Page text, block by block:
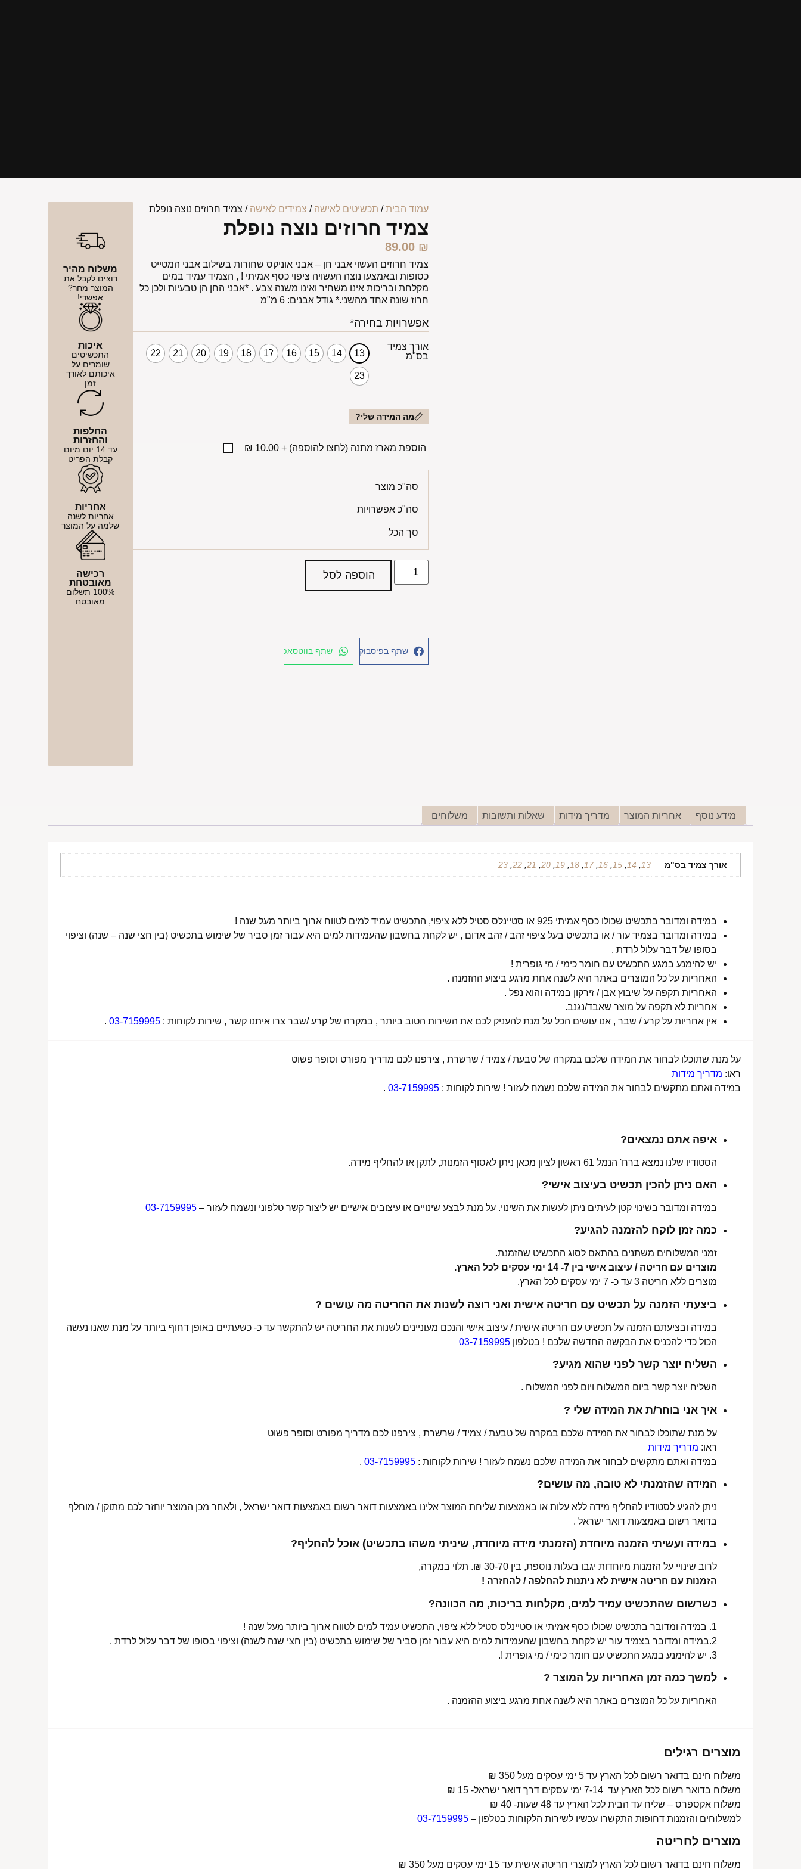
עמוד הבית/ תכשיטים לאישה / צמידים לאישה / צמיד חרוזים נוצה נופלת
צמיד חרוזים נוצה נופלת
89.00 ₪
צמיד חרוזים העשוי אבני חן – אבני אוניקס שחורות בשילוב אבני המטייט
כסופות ובאמצעו נוצה העשויה ציפוי כסף אמיתי ! , הצמיד עמיד במים
מקלחת ובריכות אינו משחיר ואינו משנה צבע . *אבני החן הן טבעיות ולכן כל
חרוז שונה אחד מהשני.* גודל אבנים: 6 מ"מ
אפשרויות בחירה*
אורך צמיד
בס"מ
13
14
15
16
17
18
19
20
21
22
23
מה המידה שלי?
הוספת מארז מתנה (לחצו להוספה) +
10.00 ₪
סה"כ מוצר
סה"כ אפשרויות
סך הכל
הוספה לסל
שתף בפיסבוק שתף בווטסאפ
משלוח מהיר
רוצים לקבל את
המוצר מחר?
אפשרי!
איכות
התכשיטים
שומרים על
איכותם לאורך
זמן
החלפות
והחזרות
עד 14 יום מיום
קבלת הפריט
אחריות
אחריות לשנה
שלמה על המוצר
רכישה
מאובטחת
100% תשלום
מאובטח
מידע נוסף אחריות המוצר מדריך מידות שאלות ותשובות משלוחים
אורך צמיד בס"מ 13
14
15
16
17
18
19
20
,
21
,
22
,
23
במידה ומדובר בתכשיט שכולו כסף אמיתי 925 או סטיינלס סטיל ללא ציפוי, התכשיט עמיד למים לטווח ארוך ביותר מעל שנה !
במידה ומדובר בצמיד עור / או בתכשיט בעל ציפוי זהב / זהב אדום , יש לקחת בחשבון שהעמידות למים היא עבור זמן סביר של שימוש בתכשיט (בין חצי שנה – שנה) וציפוי
בסופו של דבר עלול לרדת .
יש להימנע במגע התכשיט עם חומר כימי / מי גופרית !
האחריות על כל המוצרים באתר היא לשנה אחת מרגע ביצוע ההזמנה .
האחריות תקפה על שיבוץ אבן / זירקון במידה והוא נפל .
אחריות לא תקפה על מוצר שאבד/נגנב.
אין אחריות על קרע / שבר , אנו עושים הכל על מנת להעניק לכם את השירות הטוב ביותר , במקרה של קרע /שבר צרו איתנו קשר , שירות לקוחות : 03-7159995
.
על מנת שתוכלו לבחור את המידה שלכם במקרה של טבעת / צמיד / שרשרת , צירפנו לכם מדריך מפורט וסופר פשוט
ראו: מדריך מידות
במידה ואתם מתקשים לבחור את המידה שלכם נשמח לעזור ! שירות לקוחות : 03-7159995
.
איפה אתם נמצאים?
הסטודיו שלנו נמצא ברח' הנמל 61 ראשון לציון מכאן ניתן לאסוף הזמנות, לתקן או להחליף מידה.
האם ניתן להכין תכשיט בעיצוב אישי?
במידה ומדובר בשינוי קטן לעיתים ניתן לעשות את השינוי. על מנת לבצע שינויים או עיצובים אישיים יש ליצור קשר טלפוני ונשמח לעזור – 03-7159995
כמה זמן לוקח להזמנה להגיע?
זמני המשלוחים משתנים בהתאם לסוג התכשיט שהזמנת.
מוצרים עם חריטה / עיצוב אישי בין 7- 14 ימי עסקים לכל הארץ.
מוצרים ללא חריטה 3 עד כ- 7 ימי עסקים לכל הארץ.
ביצעתי הזמנה על תכשיט עם חריטה אישית ואני רוצה לשנות את החריטה מה עושים ?
במידה ובציעתם הזמנה על תכשיט עם חריטה אישית / עיצוב אישי והנכם מעוניינים לשנות את החריטה יש להתקשר עד כ- כשעתיים באופן דחוף ביותר על מנת שאנו נעשה
הכול כדי להכניס את הבקשה החדשה שלכם ! בטלפון 03-7159995
השליח יוצר קשר לפני שהוא מגיע?
השליח יוצר קשר ביום המשלוח ויום לפני המשלוח .
איך אני בוחר/ת את המידה שלי ?
על מנת שתוכלו לבחור את המידה שלכם במקרה של טבעת / צמיד / שרשרת , צירפנו לכם מדריך מפורט וסופר פשוט
ראו: מדריך מידות
במידה ואתם מתקשים לבחור את המידה שלכם נשמח לעזור ! שירות לקוחות : 03-7159995
.
המידה שהזמנתי לא טובה, מה עושים?
ניתן להגיע לסטודיו להחליף מידה ללא עלות או באמצעות שליחת המוצר אלינו באמצעות דואר רשום באמצעות דואר ישראל , ולאחר מכן המוצר יוחזר לכם מתוקן / מוחלף
בדואר רשום באמצעות דואר ישראל .
במידה ועשיתי הזמנה מיוחדת (הזמנתי מידה מיוחדת, שיניתי משהו בתכשיט) אוכל להחליף?
לרוב שינויי על הזמנות מיוחדות יגבו בעלות נוספת, בין 30-70 ₪. תלוי במקרה,
הזמנות עם חריטה אישית לא ניתנות להחלפה / להחזרה !
כשרשום שהתכשיט עמיד למים, מקלחות בריכות, מה הכוונה?
1. במידה ומדובר בתכשיט שכולו כסף אמיתי או סטיינלס סטיל ללא ציפוי, התכשיט עמיד למים לטווח ארוך ביותר מעל שנה !
2.במידה ומדובר בצמיד עור יש לקחת בחשבון שהעמידות למים היא עבור זמן סביר של שימוש בתכשיט (בין חצי שנה לשנה) וציפוי בסופו של דבר עלול לרדת .
3. יש להימנע במגע התכשיט עם חומר כימי / מי גופרית !.
למשך כמה זמן האחריות על המוצר ?
האחריות על כל המוצרים באתר היא לשנה אחת מרגע ביצוע ההזמנה .
מוצרים רגילים
משלוח חינם בדואר רשום לכל הארץ עד 5 ימי עסקים מעל 350 ₪
משלוח בדואר רשום לכל הארץ עד 7-14 ימי עסקים דרך דואר ישראל- 15 ₪
משלוח אקספרס – שליח עד הבית לכל הארץ עד 48 שעות- 40 ₪
למשלוחים והזמנות דחופות התקשרו עכשיו לשירות הלקוחות בטלפון – 03-7159995
מוצרים לחריטה
משלוח חינם בדואר רשום לכל הארץ למוצרי חריטה אישית עד 15 ימי עסקים מעל 350 ₪